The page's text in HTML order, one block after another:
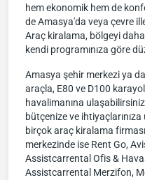
hem ekonomik hem de
de Amasya'da veya çevre
Araç kiralama, bölgeyi daha
kendi programınıza göre
Amasya şehir merkezi ya
araçla, E80 ve D100
havalimanına
bütçenize ve
birçok araç kiralama
merkezinde ise Rent Go,
Assistcarrental Ofis &
Assistcarrental Merzifon,